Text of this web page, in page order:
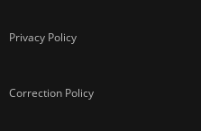
Privacy Policy
Correction Policy